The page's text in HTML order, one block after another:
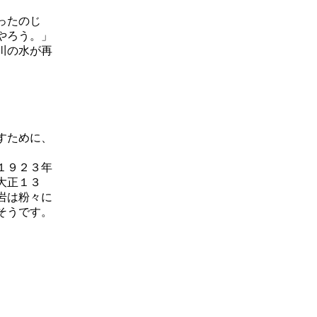
たのじ
う。」
の水が再
めに、
９２３年
正１３
は粉々に
です。